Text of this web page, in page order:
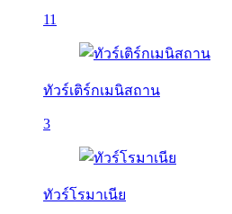
11
ทัวร์เติร์กเมนิสถาน
3
ทัวร์โรมาเนีย